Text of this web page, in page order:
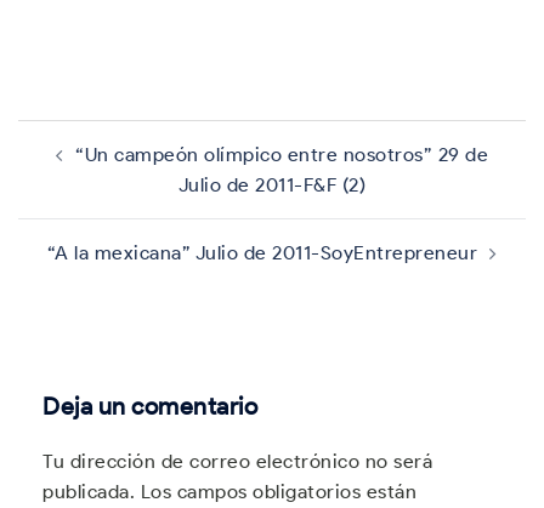
Navegación
“Un campeón olímpico entre nosotros” 29 de
Julio de 2011-F&F (2)
“A la mexicana” Julio de 2011-SoyEntrepreneur
Deja un comentario
Tu dirección de correo electrónico no será
publicada. Los campos obligatorios están